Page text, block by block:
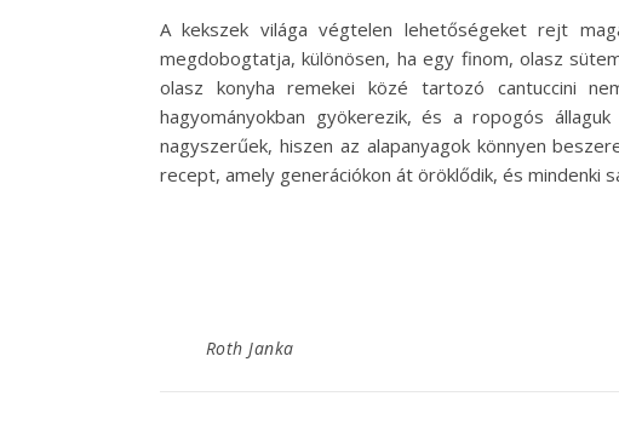
A kekszek világa végtelen lehetőségeket rejt
megdobogtatja, különösen, ha egy finom, olasz
olasz konyha remekei közé tartozó cantuccini
hagyományokban gyökerezik, és a ropogós
nagyszerűek, hiszen az alapanyagok könnyen
recept, amely generációkon át öröklődik, és mindenki
Roth Janka